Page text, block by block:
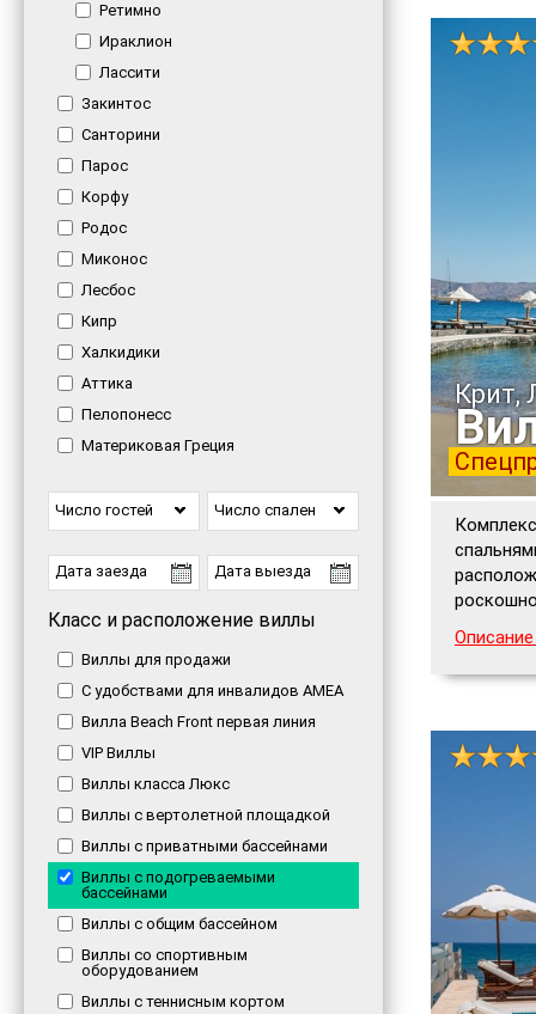
Ретимно
Ираклион
Лассити
Закинтос
Санторини
Парос
Корфу
Родос
Миконос
Лесбос
Кипр
Халкидики
Аттика
Пелопонесс
Материковая Греция
Число гостей Число спален
Класс и расположение виллы
Виллы для продажи
С удобствами для инвалидов AMEA
Вилла Beach Front первая линия
VIP Виллы
Виллы класса Люкс
Виллы с вертолетной площадкой
Виллы с приватными бассейнами
Виллы с подогреваемыми
бассейнами
Виллы с общим бассейном
Виллы со спортивным
оборудованием
Виллы с теннисным кортом
Крит,